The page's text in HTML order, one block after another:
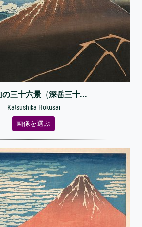
の三十六景（深岳三十...
Katsushika Hokusai
画像を選ぶ